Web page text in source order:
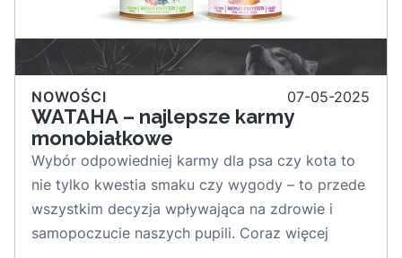
Sprawdź, dlaczego warto wprowadzić do życia
psa właśnie takie zabawki, i jak wpływają one na
jego rozwój.
NOWOŚCI 07-05-2025
WATAHA – najlepsze karmy
monobiałkowe
Wybór odpowiedniej karmy dla psa czy kota to
nie tylko kwestia smaku czy wygody – to przede
wszystkim decyzja wpływająca na zdrowie i
samopoczucie naszych pupili. Coraz więcej